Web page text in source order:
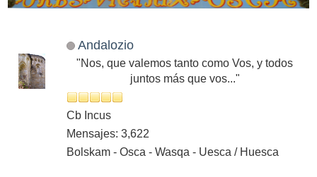
Andalozio
"Nos, que valemos tanto como Vos, y todos
juntos más que vos..."
Cb Incus
Mensajes: 3,622
Bolskam - Osca - Wasqa - Uesca / Huesca